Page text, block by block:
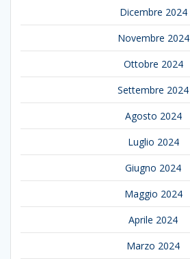
Dicembre 2024
Novembre 2024
Ottobre 2024
Settembre 2024
Agosto 2024
Luglio 2024
Giugno 2024
Maggio 2024
Aprile 2024
Marzo 2024